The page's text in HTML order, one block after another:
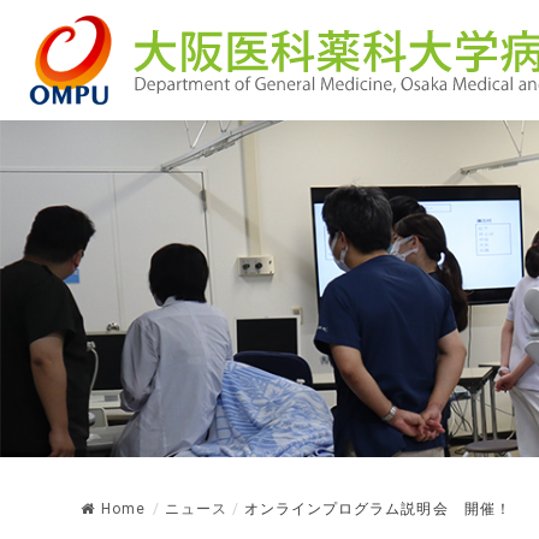
Home / ニュース / オンラインプログラム説明会 開催！